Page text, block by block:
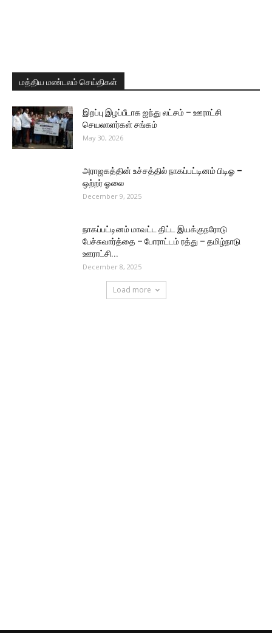
மத்திய மண்டலம் செய்திகள்
இறப்பு இழப்பீடாக ஐந்து லட்சம் – ஊராட்சி
செயலாளர்கள் சங்கம்
May 30, 2026
அராஜகத்தின் உச்சத்தில் நாகப்பட்டினம் பிடிஓ –
ஒற்றர் ஓலை
December 9, 2025
நாகப்பட்டினம் மாவட்ட திட்ட இயக்குநரோடு
பேச்சுவார்த்தை – போராட்டம் ரத்து – தமிழ்நாடு
ஊராட்சி...
December 8, 2025
Load more